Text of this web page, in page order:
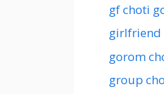
gf choti
girlfriend
gorom
group